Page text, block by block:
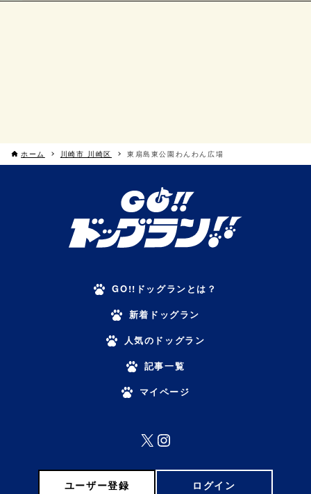
ホーム 川崎市 川崎区 東扇島東公園わんわん広場
GO!!ドッグランとは？
新着ドッグラン
人気のドッグラン
記事一覧
マイページ
X Instagram
ユーザー登録 ログイン